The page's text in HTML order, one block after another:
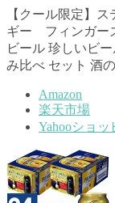
【クール限定】
ギー フィンガー
ビール 珍しいビ
み比べ セット 酒
Amazon
楽天市場
Yahooショッ